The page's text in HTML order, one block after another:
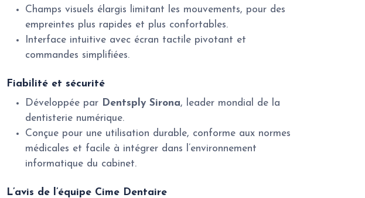
Champs visuels élargis limitant les mouvements, pour des
empreintes plus rapides et plus confortables.
Interface intuitive avec écran tactile pivotant et
commandes simplifiées.
Fiabilité et sécurité
Développée par Dentsply Sirona, leader mondial de la
dentisterie numérique.
Conçue pour une utilisation durable, conforme aux normes
médicales et facile à intégrer dans l’environnement
informatique du cabinet.
L’avis de l’équipe Cime Dentaire